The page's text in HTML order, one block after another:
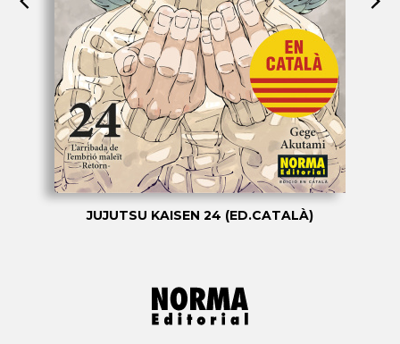
JUJUTSU KAISEN 24 (ED.CATALÀ)